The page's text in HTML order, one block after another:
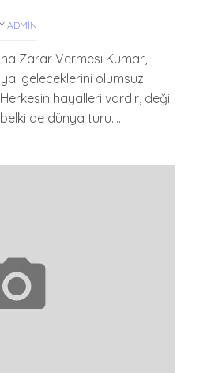
ADMIN
Zarar Vermesi Kumar,
geleceklerini olumsuz
Herkesin hayalleri vardır, değil
de dünya turu…..